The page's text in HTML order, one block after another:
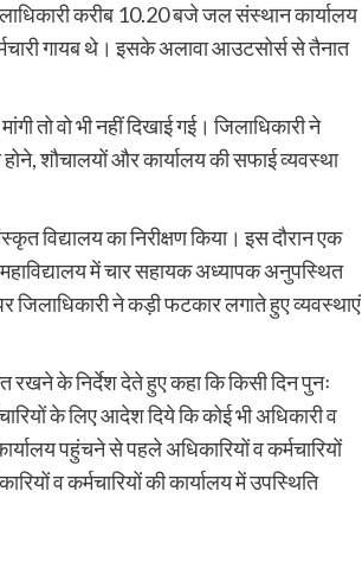
करीब 10.20 बजे जल संस्थान कार्यालय
गायब थे। इसके अलावा आउटसोर्स से तैनात
तो वो भी नहीं दिखाई गई। जिलाधिकारी ने
शौचालयों और कार्यालय की सफाई व्यवस्था
विद्यालय का निरीक्षण किया। इस दौरान एक
में चार सहायक अध्यापक अनुपस्थित
जिलाधिकारी ने कड़ी फटकार लगाते हुए व्यवस्थाएं
के निर्देश देते हुए कहा कि किसी दिन पुनः
के लिए आदेश दिये कि कोई भी अधिकारी व
पहुंचने से पहले अधिकारियों व कर्मचारियों
व कर्मचारियों की कार्यालय में उपस्थिति